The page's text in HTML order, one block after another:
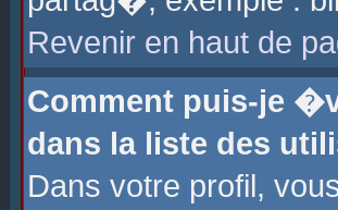
Revenir en haut de
Comment puis-je
dans la liste des
Dans votre profil,